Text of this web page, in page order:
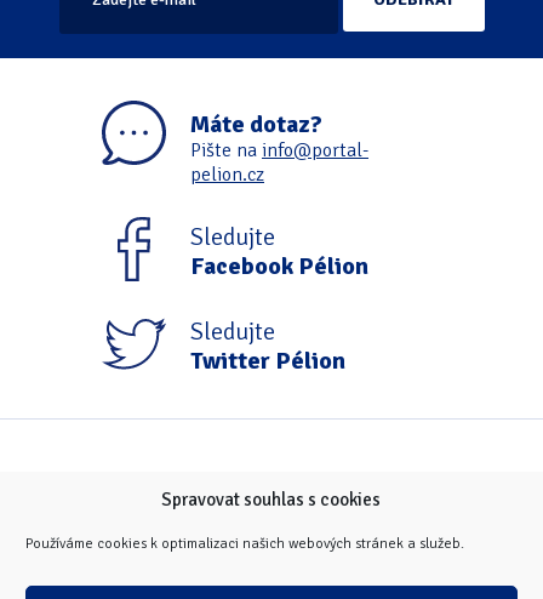
Spravovat souhlas s cookies
Používáme cookies k optimalizaci našich webových stránek a služeb.
Máte dotaz?
Pište na info@portal-
pelion.cz
Sledujte
Facebook Pélion
Sledujte
Twitter Pélion